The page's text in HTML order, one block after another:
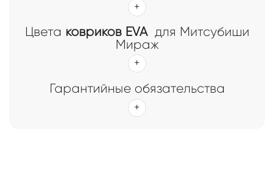
Цвета ковриков EVAдля Митсубиши
Мираж
Гарантийные обязательства